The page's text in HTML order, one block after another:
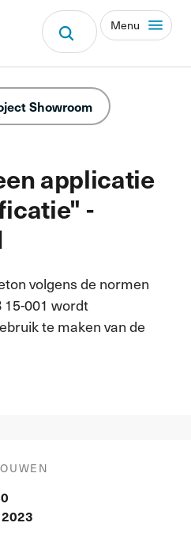
Menu
applicatie
-
Showroom
volgens de normen
15-001 wordt
te maken van de